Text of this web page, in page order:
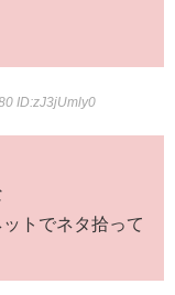
ID:zJ3jUmly0
トでネタ拾って